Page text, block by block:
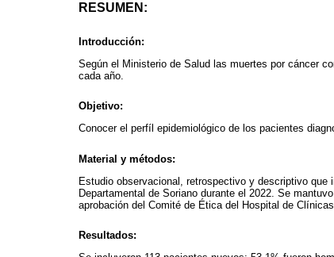
RESUMEN:
Introducción:
Según el Ministerio de Salud las muertes por cáncer
cada año.
Objetivo:
Conocer el perfíl epidemiológico de los pacientes
Material y métodos:
Estudio observacional, retrospectivo y descriptivo
Departamental de Soriano durante el 2022. Se
aprobación del Comité de Ética del Hospital de Clínicas.
Resultados: